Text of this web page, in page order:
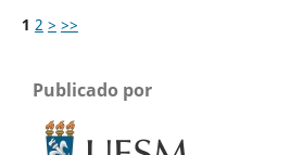
1 2 > >>
Publicado por